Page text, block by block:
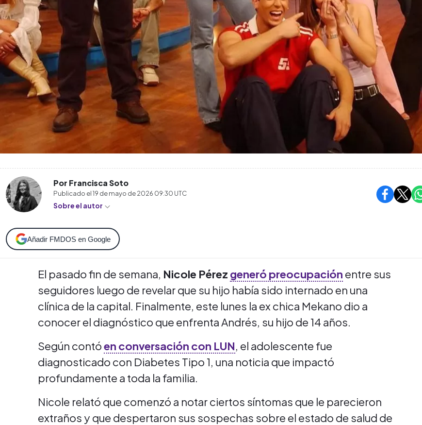
Por Francisca Soto
Publicado el19 de mayo de 2026 09:30 UTC
Sobre el autor
Añadir FMDOS en Google
El pasado fin de semana, Nicole Pérez generó preocupación entre sus
seguidores luego de revelar que su hijo había sido internado en una
clínica de la capital. Finalmente, este lunes la ex chica Mekano dio a
conocer el diagnóstico que enfrenta Andrés, su hijo de 14 años.
Según contóen conversación con LUN, el adolescente fue
diagnosticado con Diabetes Tipo 1, una noticia que impactó
profundamente a toda la familia.
Nicole relató que comenzó a notar ciertos síntomas que le parecieron
extraños y que despertaron sus sospechas sobre el estado de salud de